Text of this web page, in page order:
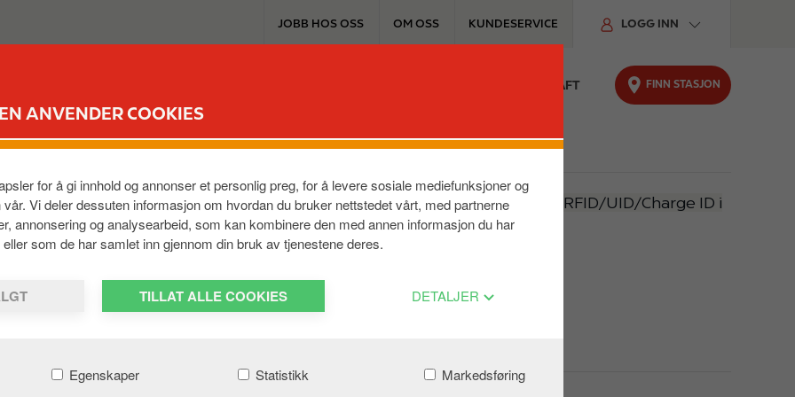
ANVENDER COOKIES
for å gi innhold og annonser et personlig preg, for å levere sosiale mediefunksjoner og
Vi deler dessuten informasjon om hvordan du bruker nettstedet vårt, med partnerne
annonsering og analysearbeid, som kan kombinere den med annen informasjon du har
som de har samlet inn gjennom din bruk av tjenestene deres.
TILLAT ALLE COOKIES DETALJER
Egenskaper Statistikk Markedsføring
u
JOBB HOS OSS OM OSS KUNDESERVICE LOGG INN
BÆREKRAFT FINN STASJON
kort?
at dette registreres i portalen. Refusjonsbrukeren din er knyttet til selve RFID/UID/Charge ID i
med dette kortet som registrert som refunderes.